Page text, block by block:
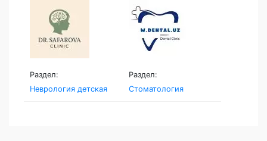
Раздел:
Неврология детская
Раздел:
Стоматология